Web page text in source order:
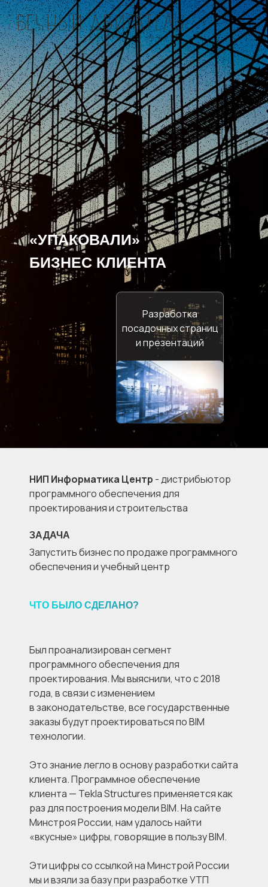
«УПАКОВАЛИ»
БИЗНЕС КЛИЕНТА
Разработка
посадочных страниц
и презентаций
Запустить бизнес по продаже программного
обеспечения и учебный центр
НИП Информатика Центр - дистрибьютор
программного обеспечения для
проектирования и строительства
ЗАДАЧА
Был проанализирован сегмент
программного обеспечения для
проектирования. Мы выяснили, что с 2018
года, в связи с изменением
в законодательстве, все государственные
заказы будут проектироваться по BIM
технологии.
Это знание легло в основу разработки сайта
клиента. Программное обеспечение
клиента — Tekla Structures применяется как
раз для построения модели BIM. На сайте
Минстроя России, нам удалось найти
«вкусные» цифры, говорящие в пользу BIM.
Эти цифры со ссылкой на Минстрой России
мы и взяли за базу при разработке УТП
ЧТО БЫЛО СДЕЛАНО?